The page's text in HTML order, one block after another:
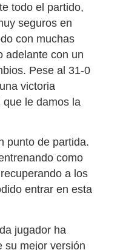
todo el partido,
seguros en
con muchas
adelante con un
Pese al 31-0
victoria
le damos la
punto de partida.
como
a los
entrar en esta
jugador ha
su mejor versión